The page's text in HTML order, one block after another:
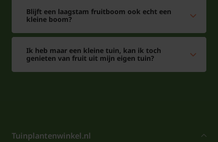
Blijft een laagstam fruitboom ook echt een
kleine boom?
Ik heb maar een kleine tuin, kan ik toch
genieten van fruit uit mijn eigen tuin?
Tuinplantenwinkel.nl